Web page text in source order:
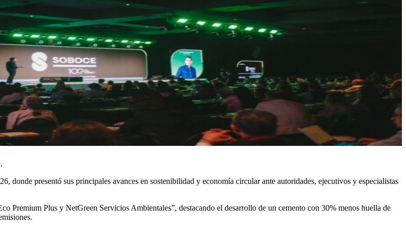
presentó sus principales avances en sostenibilidad y economía circular ante autoridades, ejecutivos y especialistas
Premium Plus y NetGreen Servicios Ambientales”, destacando el desarrollo de un cemento con 30% menos huella de